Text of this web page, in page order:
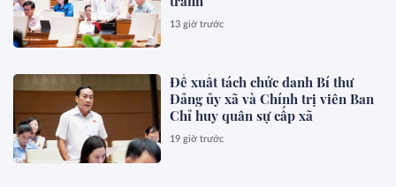
13 giờ trước
Đề xuất tách chức danh Bí thư
Đảng ủy xã và Chính trị viên Ban
Chỉ huy quân sự cấp xã
19 giờ trước